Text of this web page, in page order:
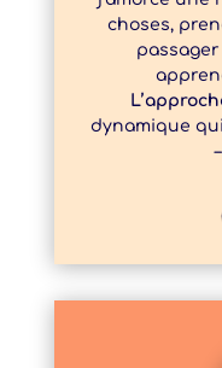
choses,
dynamique